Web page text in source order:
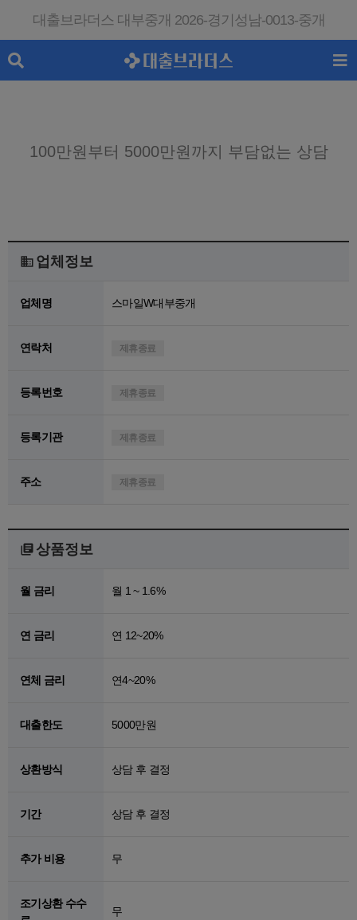
대출브라더스 대부중개 2026-경기성남-0013-중개
100만원부터 5000만원까지 부담없는 상담
업체정보
업체명 스마일W대부중개
연락처 제휴종료
등록번호 제휴종료
등록기관 제휴종료
주소 제휴종료
상품정보
월 금리 월 1 ~ 1.6%
연 금리 연 12~20%
연체 금리 연4~20%
대출한도 5000만원
상환방식 상담 후 결정
기간 상담 후 결정
추가 비용 무
조기상환 수수
무